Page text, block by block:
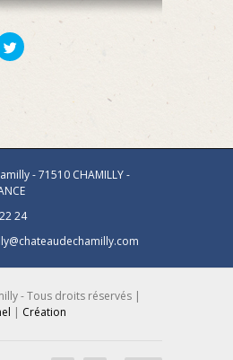
Cliquez
pour
fenêtre)
- 71510 CHAMILLY -
24
- Tous droits réservés |
| Création